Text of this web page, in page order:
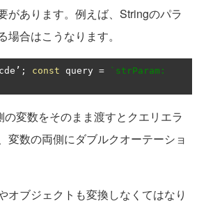
があります。例えば、Stringのパラ
場合はこうなります。
’; const query =
`strParam:
変数をそのまま渡すとクエリエラ
変数の両側にダブルクオーテーショ
オブジェクトも変換しなくてはなり